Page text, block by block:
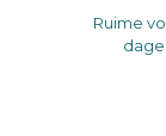
Ruime